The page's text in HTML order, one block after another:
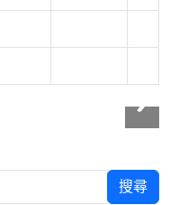
搜尋